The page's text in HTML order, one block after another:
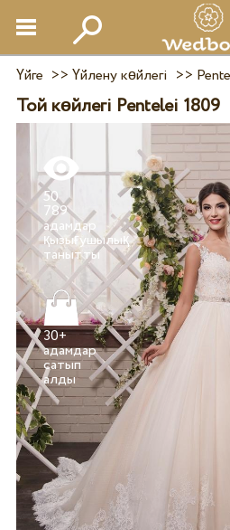
Үйге >> Үйлену көйлегі >>
Той көйлегі Pentelei 1809
50
789
адамдар
қызығушылық
танытты
30+
адамдар
сатып
алды